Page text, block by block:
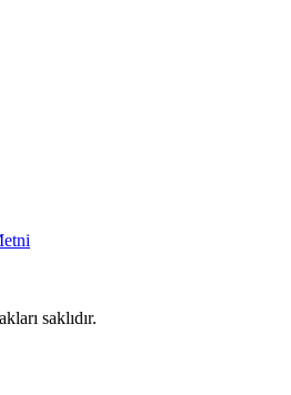
saklıdır.